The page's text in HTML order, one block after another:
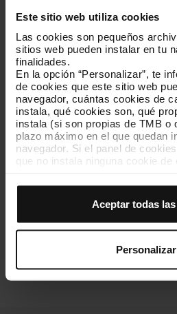
Este sitio web utiliza cookies
Las cookies son pequeños
sitios web pueden instalar en tu
finalidades.
En la opción “Personalizar”, te
de cookies que este sitio web
navegador, cuántas cookies de
instala, qué cookies son, qué
instala (si son propias de TMB o
plazo máximo en el que quedan
navegador. Si el panel de
que no instala ninguna cookie de
que todas estas cookies se
tipología de cookies permite
instalen o no las cookies de esa
Una vez que hayas marcado tus
hacer clic en “Seleccionar y
previamente. Te sugerimos que
de personalización, porque
Aceptar todas
Personalizar
Tens
pas!